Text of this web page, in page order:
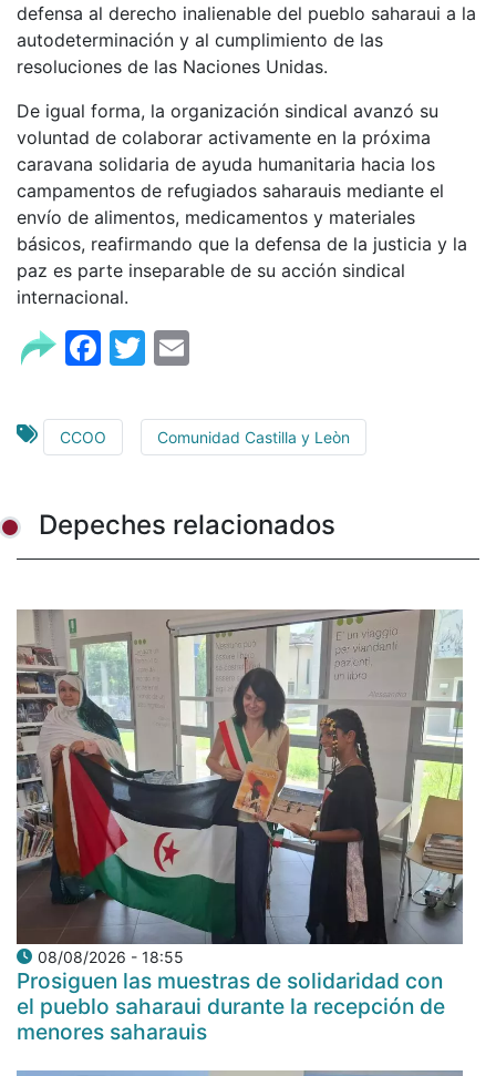
defensa al derecho inalienable del pueblo saharaui a la
autodeterminación y al cumplimiento de las
resoluciones de las Naciones Unidas.
De igual forma, la organización sindical avanzó su
voluntad de colaborar activamente en la próxima
caravana solidaria de ayuda humanitaria hacia los
campamentos de refugiados saharauis mediante el
envío de alimentos, medicamentos y materiales
básicos, reafirmando que la defensa de la justicia y la
paz es parte inseparable de su acción sindical
internacional.
Facebook
Twitter
CCOO Comunidad Castilla y Leòn
Depeches relacionados
08/08/2026 - 18:55
Prosiguen las muestras de solidaridad con
el pueblo saharaui durante la recepción de
menores saharauis